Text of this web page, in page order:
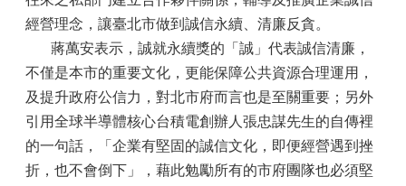
經營理念，讓臺北市做到誠信永續、清廉反貪。
蔣萬安表示，誠就永續獎的「誠」代表誠信清廉，
不僅是本市的重要文化，更能保障公共資源合理運用，
及提升政府公信力，對北市府而言也是至關重要；另外
引用全球半導體核心台積電創辦人張忠謀先生的自傳裡
的一句話，「企業有堅固的誠信文化，即便經營遇到挫
折，也不會倒下」，藉此勉勵所有的市府團隊也必須堅